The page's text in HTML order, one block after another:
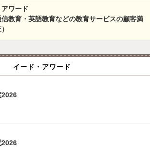
ワード
信教育・英語教育などの教育サービスの顧客満
イード・アワード
2026
2026